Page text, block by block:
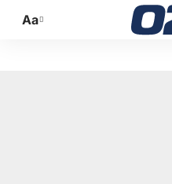
Promijeni
Aa